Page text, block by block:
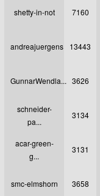
shetty-in-not 7160
andreajuergens 13443
GunnarWendla... 3626
schneider-
pa...
3134
acar-green-
g...
3131
smc-elmshorn 3658